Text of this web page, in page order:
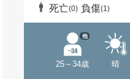
死亡(0) 負傷(1)
25～34歳
他
晴